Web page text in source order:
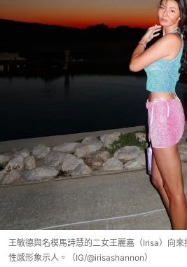
王敏德與名模馬詩慧的二女王麗嘉（Irisa）向
性感形象示人。（IG/@irisashannon）